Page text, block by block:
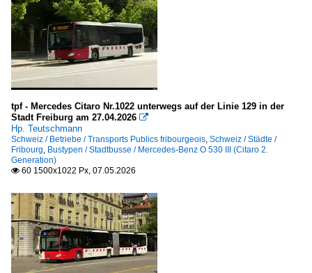
tpf - Mercedes Citaro Nr.1022 unterwegs auf der Linie 129 in der
Stadt Freiburg am 27.04.2026 
Hp. Teutschmann
Schweiz / Betriebe / Transports Publics fribourgeois, Schweiz / Städte /
Fribourg, Bustypen / Stadtbusse / Mercedes-Benz O 530 III (Citaro 2.
Generation)
 60 1500x1022 Px, 07.05.2026